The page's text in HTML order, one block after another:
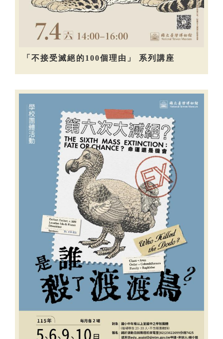
「不接受滅絕的100個理由」 系列講座